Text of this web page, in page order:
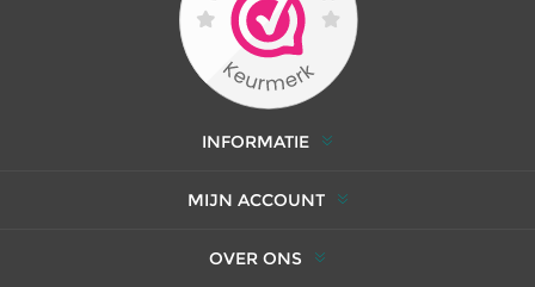
INFORMATIE
MIJN ACCOUNT
OVER ONS